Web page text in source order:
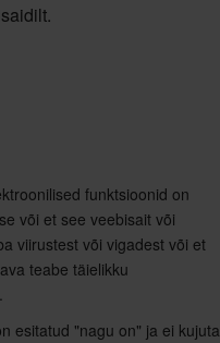
funktsioonid on
või et see veebisait või
viirustest või vigadest või et
teabe täielikku
esitatud "nagu on" ja ei kujuta